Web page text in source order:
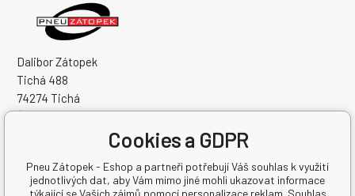
Dalibor Zátopek
Tichá 488
74274 Tichá
Česká Republika
DIČ: CZ7504094994
Cookies a GDPR
Pneu Zátopek - Eshop a partneři potřebují Váš souhlas k využití
jednotlivých dat, aby Vám mimo jiné mohli ukazovat informace
týkající se Vašich zájmů pomocí personalizace reklam. Souhlas